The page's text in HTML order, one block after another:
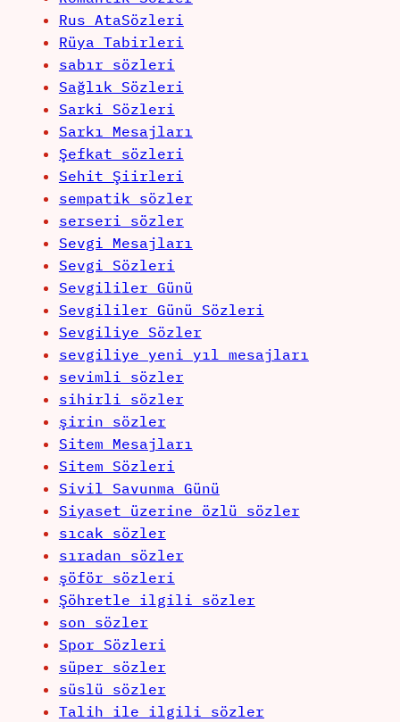
Rus AtaSözleri
Rüya Tabirleri
sabır sözleri
Sağlık Sözleri
Sarki Sözleri
Sarkı Mesajları
Şefkat sözleri
Sehit Şiirleri
sempatik sözler
serseri sözler
Sevgi Mesajları
Sevgi Sözleri
Sevgililer Günü
Sevgililer Günü Sözleri
Sevgiliye Sözler
sevgiliye yeni yıl mesajları
sevimli sözler
sihirli sözler
şirin sözler
Sitem Mesajları
Sitem Sözleri
Sivil Savunma Günü
Siyaset üzerine özlü sözler
sıcak sözler
sıradan sözler
şöför sözleri
Şöhretle ilgili sözler
son sözler
Spor Sözleri
süper sözler
süslü sözler
Talih ile ilgili sözler